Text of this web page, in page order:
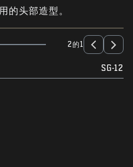
的头部造型。
2的1
SG-12